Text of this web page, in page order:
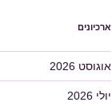
ארכיונים
אוגוסט 2026
יולי 2026